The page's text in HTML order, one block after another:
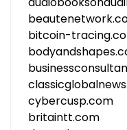
bitcoin-
cybercusp.com
britaintt.com